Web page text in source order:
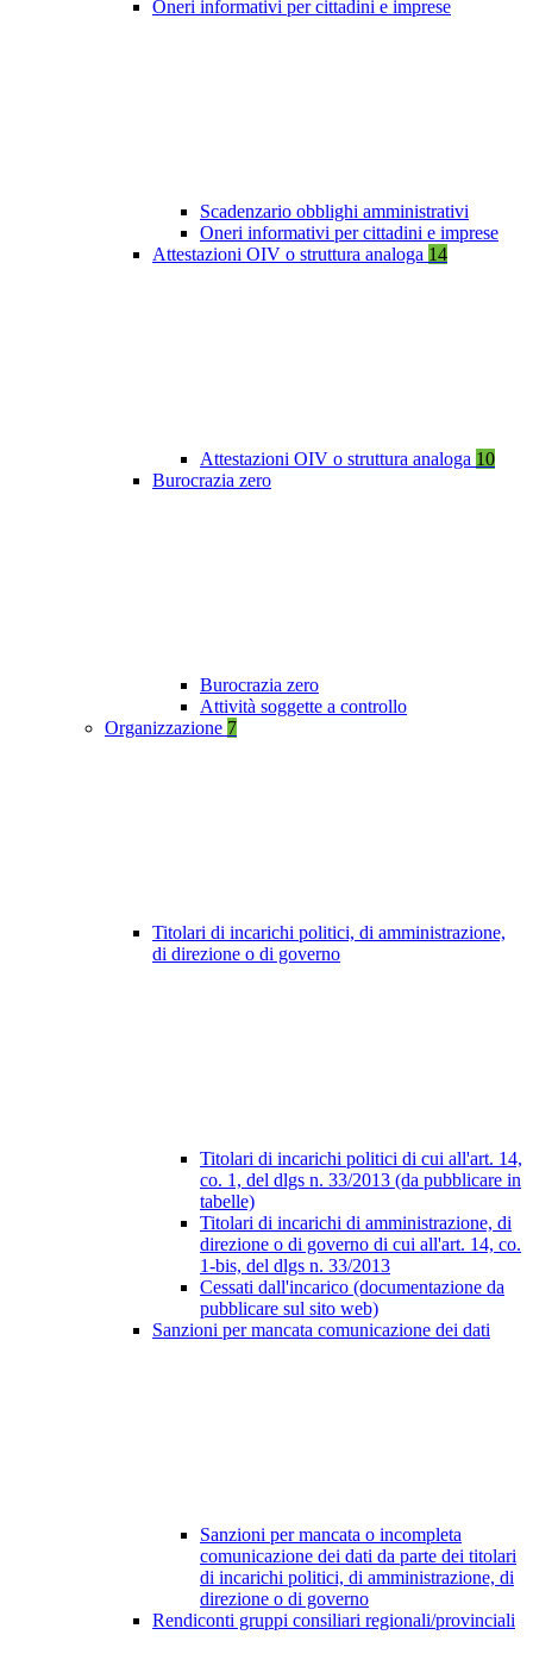
Oneri informativi per cittadini e imprese
Scadenzario obblighi amministrativi
Oneri informativi per cittadini e imprese
Attestazioni OIV o struttura analoga 14
Attestazioni OIV o struttura analoga 10
Burocrazia zero
Burocrazia zero
Attività soggette a controllo
Organizzazione 7
Titolari di incarichi politici, di amministrazione,
di direzione o di governo
Titolari di incarichi politici di cui all'art. 14,
co. 1, del dlgs n. 33/2013 (da pubblicare in
tabelle)
Titolari di incarichi di amministrazione, di
direzione o di governo di cui all'art. 14, co.
1-bis, del dlgs n. 33/2013
Cessati dall'incarico (documentazione da
pubblicare sul sito web)
Sanzioni per mancata comunicazione dei dati
Sanzioni per mancata o incompleta
comunicazione dei dati da parte dei titolari
di incarichi politici, di amministrazione, di
direzione o di governo
Rendiconti gruppi consiliari regionali/provinciali